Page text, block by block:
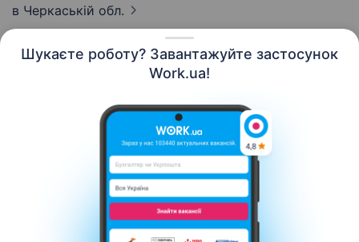
Шукаєте роботу? Завантажуйте застосунок
Work.ua!
в Черкаській обл.
Контакти Про нас
Кар’єра